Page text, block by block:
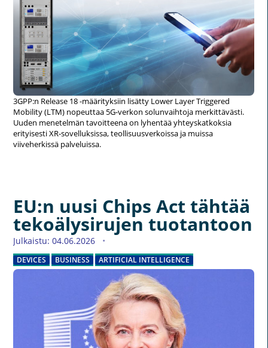
3GPP:n Release 18 -määrityksiin lisätty Lower Layer Triggered
Mobility (LTM) nopeuttaa 5G-verkon solunvaihtoja merkittävästi.
Uuden menetelmän tavoitteena on lyhentää yhteyskatkoksia
erityisesti XR-sovelluksissa, teollisuusverkoissa ja muissa
viiveherkissä palveluissa.
EU:n uusi Chips Act tähtää
tekoälysirujen tuotantoon
Julkaistu: 04.06.2026
DEVICES BUSINESS ARTIFICIAL INTELLIGENCE